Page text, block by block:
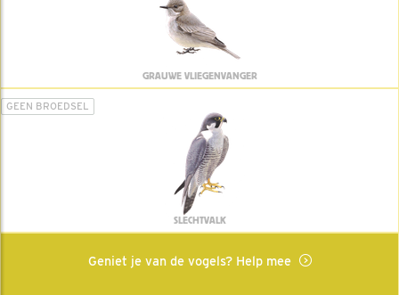
GRAUWE VLIEGENVANGER
GEEN BROEDSEL
SLECHTVALK
Geniet je van de vogels? Help mee